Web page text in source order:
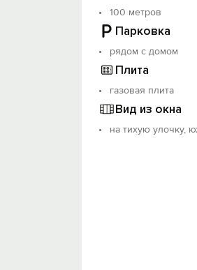
100 метров
Парковка
рядом с домом
Плита
газовая плита
Вид из окна
на тихую улочку,